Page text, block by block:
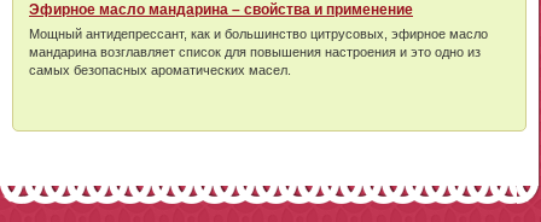
Эфирное масло мандарина – свойства и применение
Мощный антидепрессант, как и большинство цитрусовых, эфирное масло
мандарина возглавляет список для повышения настроения и это одно из
самых безопасных ароматических масел.